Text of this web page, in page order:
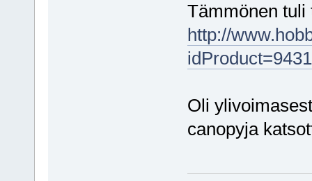
Tämmönen tuli
http://
idProduct=9431
Oli
canopyja